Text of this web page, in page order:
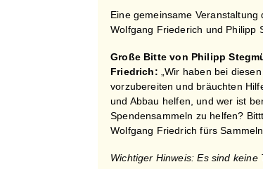
Eine gemeinsame Veranstaltung
Wolfgang Friederich und Philipp
Große Bitte von Philipp
Friedrich: „Wir haben bei
vorzubereiten und bräuchten
und Abbau helfen, und wer ist
Spendensammeln zu helfen?
Wolfgang Friedrich fürs
Wichtiger Hinweis: Es sind keine